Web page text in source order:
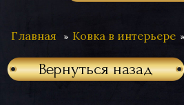
Главная Ковка в интерьере
Вернуться назад